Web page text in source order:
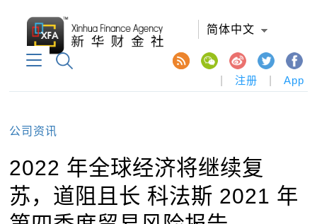
简体中文
注册 App
公司资讯
2022 年全球经济将继续复
苏，道阻且长 科法斯 2021 年